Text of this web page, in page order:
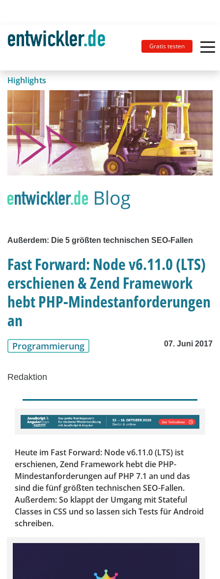
Gratis testen
Highlights
Außerdem: Die 5 größten technischen SEO-Fallen
Fast Forward: Node v6.11.0 (LTS)
erschienen & Zend Framework
hebt PHP-Mindestanforderungen
an
Programmierung 07. Juni 2017
Redaktion
Heute im Fast Forward: Node v6.11.0 (LTS) ist
erschienen, Zend Framework hebt die PHP-
Mindestanforderungen auf PHP 7.1 an und das
sind die fünf größten technischen SEO-Fallen.
Außerdem: So klappt der Umgang mit Stateful
Classes in CSS und so lassen sich Tests für Android
schreiben.